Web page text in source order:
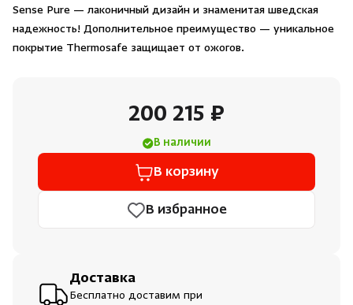
Краны
Sense Pure — лаконичный дизайн и знаменитая шведская
надежность! Дополнительное преимущество — уникальное
покрытие Thermosafe защищает от ожогов.
200 215 ₽
В наличии
В корзину
В избранное
Доставка
Бесплатно доставим при